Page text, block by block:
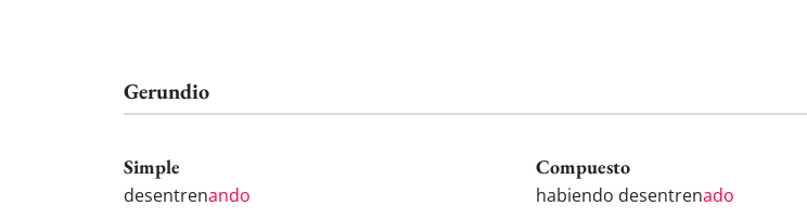
Gerundio
Simple
desentrenando
Compuesto
habiendo desentrenado